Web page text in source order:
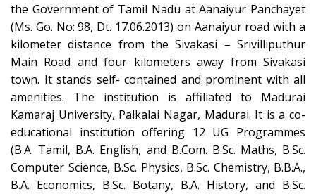
the Government of Tamil Nadu at Aanaiyur Panchayet
(Ms. Go. No: 98, Dt. 17.06.2013) on Aanaiyur road with a
kilometer distance from the Sivakasi – Srivilliputhur
Main Road and four kilometers away from Sivakasi
town. It stands self- contained and prominent with all
amenities. The institution is affiliated to Madurai
Kamaraj University, Palkalai Nagar, Madurai. It is a co-
educational institution offering 12 UG Programmes
(B.A. Tamil, B.A. English, and B.Com. B.Sc. Maths, B.Sc.
Computer Science, B.Sc. Physics, B.Sc. Chemistry, B.B.A.,
B.A. Economics, B.Sc. Botany, B.A. History, and B.Sc.